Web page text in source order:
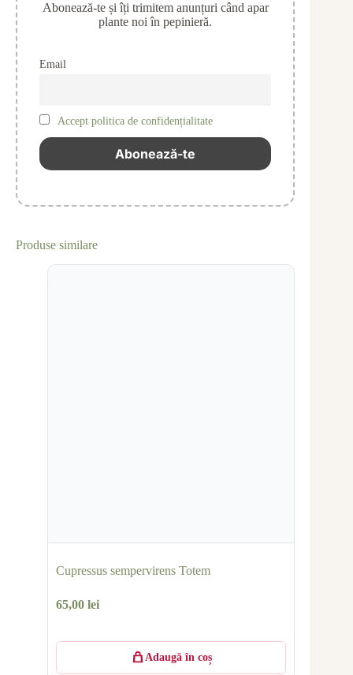
Abonează-te și îți trimitem anunțuri când apar
plante noi în pepinieră.
Email
Accept politica de confidențialitate
Produse similare
Cupressus sempervirens Totem
65,00 lei
Adaugă în coș